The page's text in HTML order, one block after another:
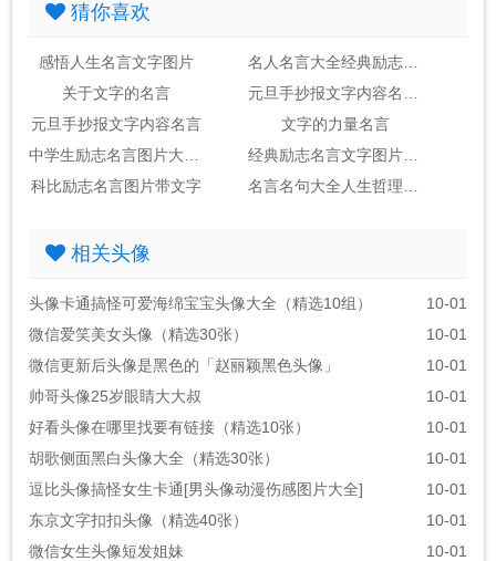
猜你喜欢
感悟人生名言文字图片
关于文字的名言
元旦手抄报文字内容名言
文字的力量名言
科比励志名言图片带文字
相关头像
头像卡通搞怪可爱海绵宝宝头像大全（精选10组）
10-01
微信爱笑美女头像（精选30张）
10-01
微信更新后头像是黑色的「赵丽颖黑色头像」
10-01
帅哥头像25岁眼睛大大叔
10-01
好看头像在哪里找要有链接（精选10张）
10-01
胡歌侧面黑白头像大全（精选30张）
10-01
逗比头像搞怪女生卡通[男头像动漫伤感图片大全]
10-01
东京文字扣扣头像（精选40张）
10-01
微信女生头像短发姐妹
10-01